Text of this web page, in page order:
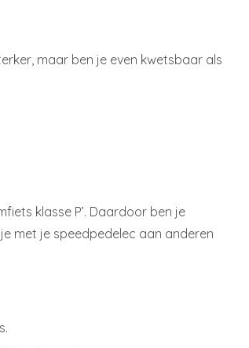
maar ben je even kwetsbaar als
klasse P’. Daardoor ben je
met je speedpedelec aan anderen